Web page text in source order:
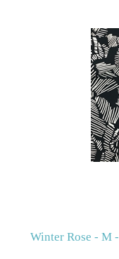
Winter Rose - M